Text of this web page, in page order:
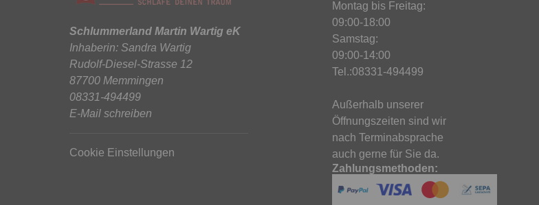
Schlummerland Martin Wartig eK
Inhaberin: Sandra Wartig
Rudolf-Diesel-Strasse 12
87700 Memmingen
08331-494499
E-Mail schreiben
Cookie Einstellungen
Montag bis Freitag:
09:00-18:00
Samstag:
09:00-14:00
Tel.:08331-494499
Außerhalb unserer
Öffnungszeiten sind wir
nach Terminabsprache
auch gerne für Sie da.
Zahlungsmethoden: